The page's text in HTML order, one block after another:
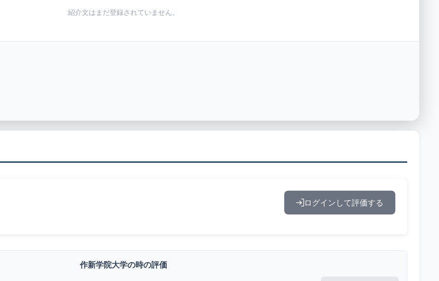
紹介文はまだ登録されていません。
ログインして評価する
作新学院大学の時の評価